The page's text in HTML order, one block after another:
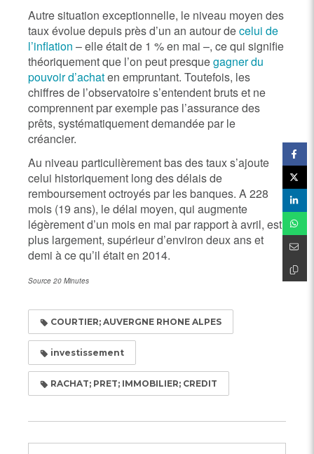
Autre situation exceptionnelle, le niveau moyen des
taux évolue depuis près d’un an autour decelui de
l’inflation – elle était de 1 % en mai –, ce qui signifie
théoriquement que l’on peut presquegagner du
pouvoir d’achaten empruntant. Toutefois, les
chiffres de l’observatoire s’entendent bruts et ne
comprennent par exemple pas l’assurance des
prêts, systématiquement demandée par le
créancier.
Au niveau particulièrement bas des taux s’ajoute
celui historiquement long des délais de
remboursement octroyés par les banques. A 228
mois (19 ans), le délai moyen, qui augmente
légèrement d’un mois en mai par rapport à avril, est,
plus largement, supérieur d’environ deux ans et
demi à ce qu’il était en 2014.
Source 20 Minutes
COURTIER; AUVERGNE RHONE ALPES
investissement
RACHAT; PRET; IMMOBILIER; CREDIT